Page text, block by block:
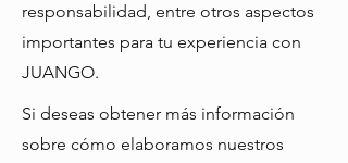
responsabilidad, entre otros aspectos
importantes para tu experiencia con
JUANGO.
Si deseas obtener más información
sobre cómo elaboramos nuestros